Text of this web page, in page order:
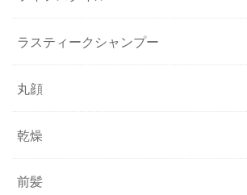
ラスティークシャンプー
丸顔
乾燥
前髪